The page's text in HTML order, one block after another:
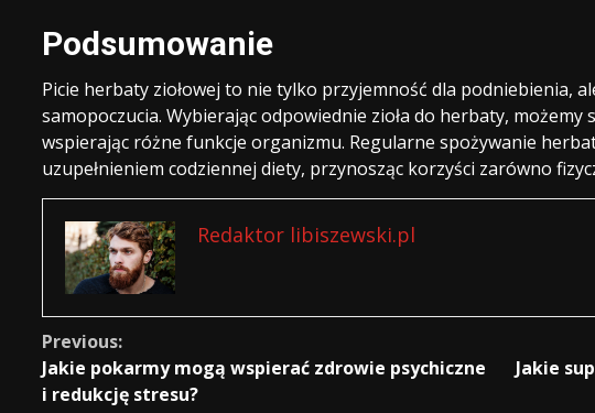
Podsumowanie
Picie herbaty ziołowej to nie tylko przyjemność dla podniebienia,
samopoczucia. Wybierając odpowiednie zioła do herbaty, możemy
wspierając różne funkcje organizmu. Regularne spożywanie
uzupełnieniem codziennej diety, przynosząc korzyści zarówno
Redaktor libiszewski.pl
Continue
Reading
Previous:
Jakie pokarmy mogą wspierać zdrowie psychiczne
i redukcję stresu?
Jakie